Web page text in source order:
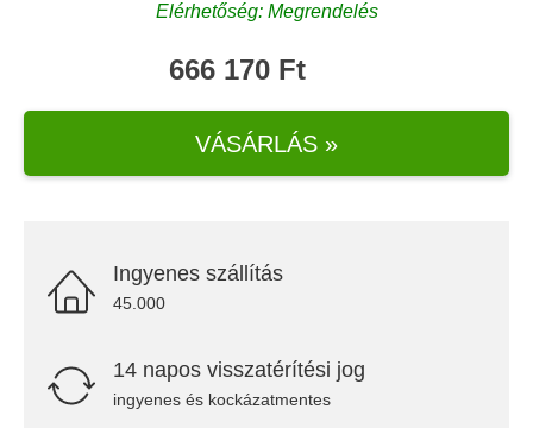
Elérhetőség: Megrendelés
666 170 Ft
VÁSÁRLÁS »
Ingyenes szállítás
45.000
14 napos visszatérítési jog
ingyenes és kockázatmentes